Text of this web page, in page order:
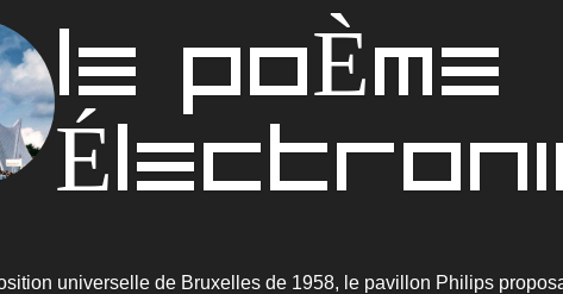
LE POÈME
universelle de Bruxelles de 1958, le pavillon Philips